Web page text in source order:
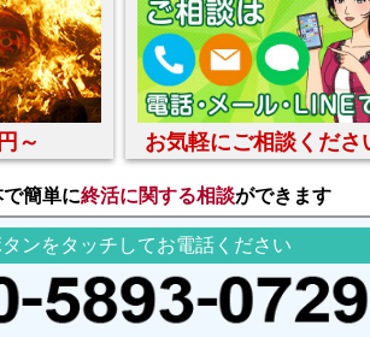
～ お気軽にご相談くださ
簡単に終活に関する相談ができます
ンをタッチしてお電話ください